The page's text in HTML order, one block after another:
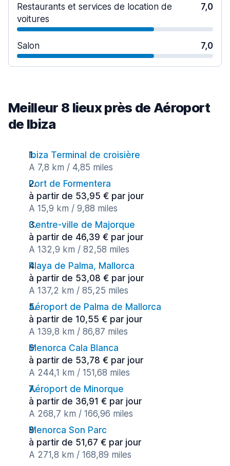
Restaurants et services de location de
voitures
7,0
Salon 7,0
Meilleur 8 lieux près de Aéroport
de Ibiza
Ibiza Terminal de croisière
A 7,8 km / 4,85 miles
Port de Formentera
à partir de 53,95 € par jour
A 15,9 km / 9,88 miles
Centre-ville de Majorque
à partir de 46,39 € par jour
A 132,9 km / 82,58 miles
Playa de Palma, Mallorca
à partir de 53,08 € par jour
A 137,2 km / 85,25 miles
Aéroport de Palma de Mallorca
à partir de 10,55 € par jour
A 139,8 km / 86,87 miles
Menorca Cala Blanca
à partir de 53,78 € par jour
A 244,1 km / 151,68 miles
Aéroport de Minorque
à partir de 36,91 € par jour
A 268,7 km / 166,96 miles
Menorca Son Parc
à partir de 51,67 € par jour
A 271,8 km / 168,89 miles